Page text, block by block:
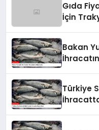
Gıda
İçin
Bakan
Türkiye
İhracatta